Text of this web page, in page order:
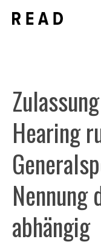
Inhalt
Hearing
abhängig